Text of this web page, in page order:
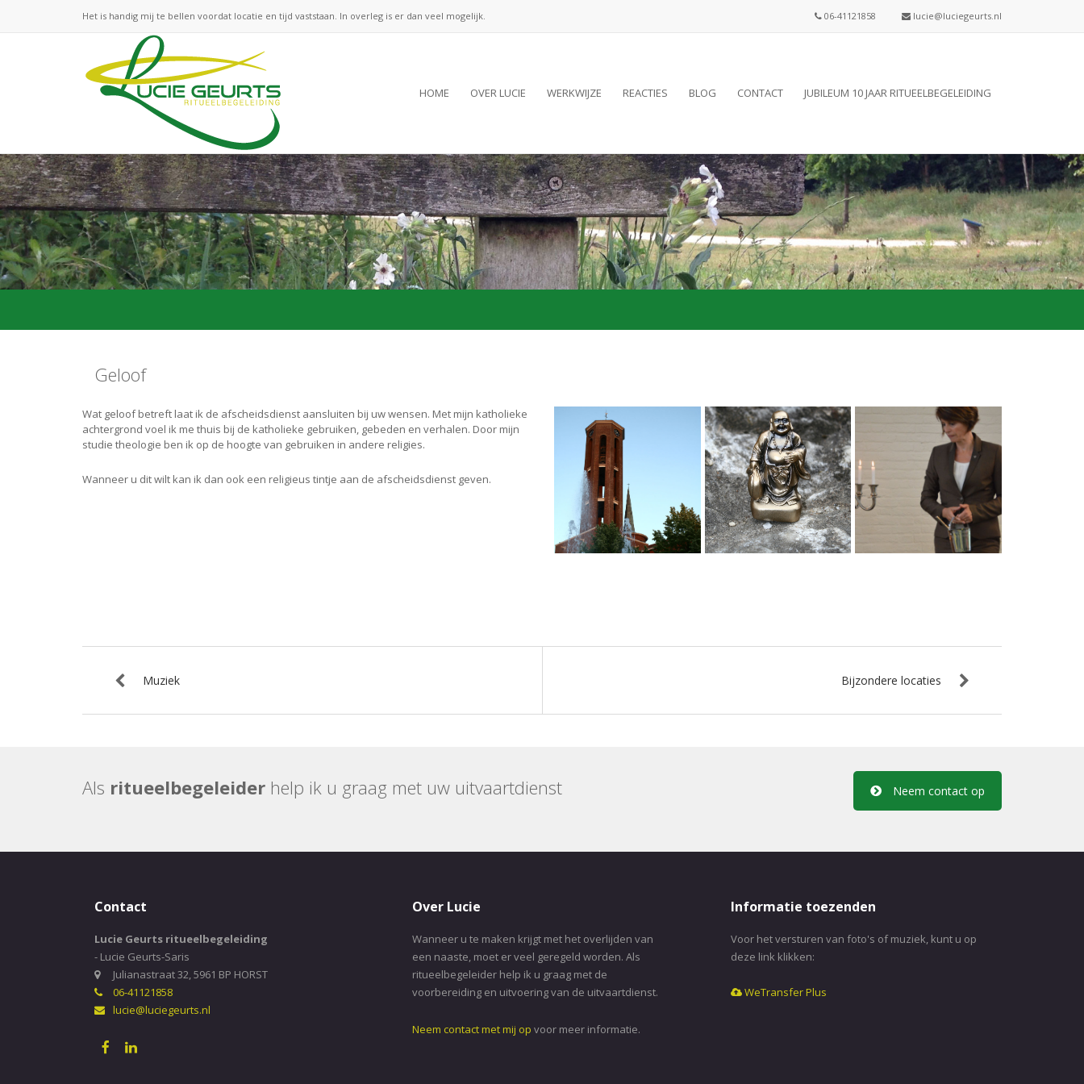
Het is handig mij te bellen voordat locatie en tijd vaststaan. In overleg is er dan veel mogelijk. 06-41121858 lucie@luciegeurts.nl
HOME OVER LUCIE WERKWIJZE REACTIES BLOG CONTACT JUBILEUM 10 JAAR RITUEELBEGELEIDING
Geloof
Wat geloof betreft laat ik de afscheidsdienst aansluiten bij uw wensen. Met mijn katholieke
achtergrond voel ik me thuis bij de katholieke gebruiken, gebeden en verhalen. Door mijn
studie theologie ben ik op de hoogte van gebruiken in andere religies.
Wanneer u dit wilt kan ik dan ook een religieus tintje aan de afscheidsdienst geven.
Muziek Bijzondere locaties
Als ritueelbegeleider help ik u graag met uw uitvaartdienst Neem contact op
Contact
Lucie Geurts ritueelbegeleiding
- Lucie Geurts-Saris
Julianastraat 32, 5961 BP HORST
06-41121858
lucie@luciegeurts.nl
Over Lucie
Wanneer u te maken krijgt met het overlijden van
een naaste, moet er veel geregeld worden. Als
ritueelbegeleider help ik u graag met de
voorbereiding en uitvoering van de uitvaartdienst.
Neem contact met mij op voor meer informatie.
Informatie toezenden
Voor het versturen van foto's of muziek, kunt u op
deze link klikken:
WeTransfer Plus